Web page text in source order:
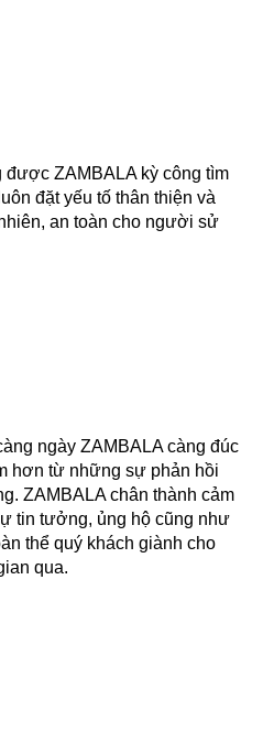
được ZAMBALA kỳ công tìm
đặt yếu tố thân thiện và
an toàn cho người sử
ngày ZAMBALA càng đúc
hơn từ những sự phản hồi
ZAMBALA chân thành cảm
tin tưởng, ủng hộ cũng như
thể quý khách giành cho
qua.